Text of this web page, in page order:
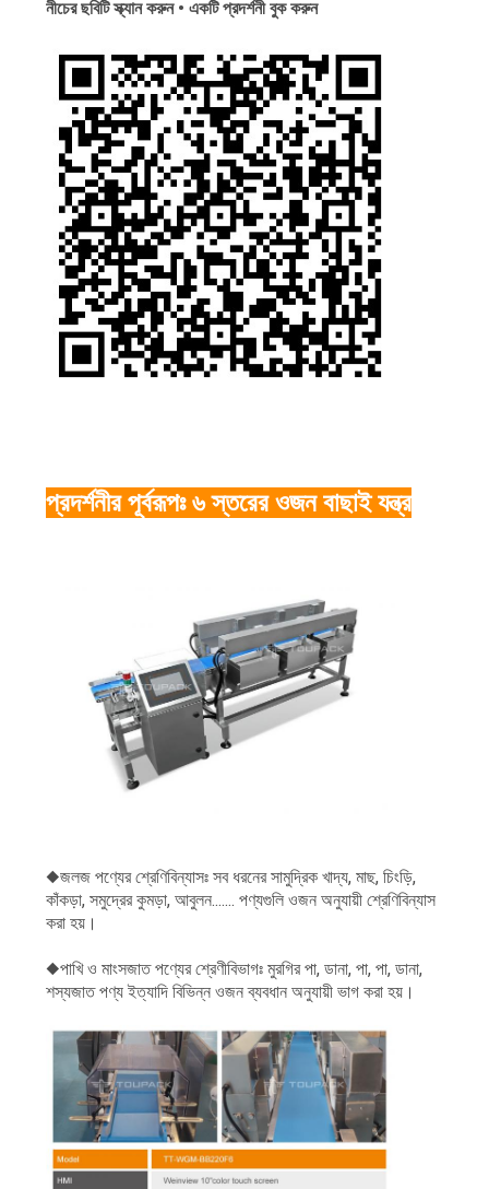
নীচের ছবিটি স্ক্যান করুন • একটি প্রদর্শনী বুক করুন
প্রদর্শনীর পূর্বরূপঃ ৬ স্তরের ওজন বাছাই যন্ত্র
◆জলজ পণ্যের শ্রেণিবিন্যাসঃ সব ধরনের সামুদ্রিক খাদ্য, মাছ, চিংড়ি,
কাঁকড়া, সমুদ্রের কুমড়া, আবুলন....... পণ্যগুলি ওজন অনুযায়ী শ্রেণিবিন্যাস
করা হয়।
◆পাখি ও মাংসজাত পণ্যের শ্রেণীবিভাগঃ মুরগির পা, ডানা, পা, পা, ডানা,
শস্যজাত পণ্য ইত্যাদি বিভিন্ন ওজন ব্যবধান অনুযায়ী ভাগ করা হয়।